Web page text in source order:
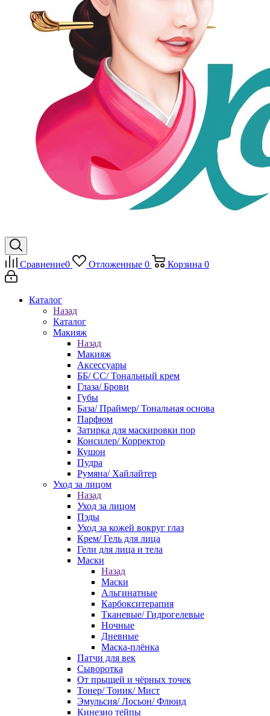
Сравнение0 Отложенные 0 Корзина 0
Каталог
Назад
Каталог
Макияж
Назад
Макияж
Аксессуары
ББ/ СС/ Тональный крем
Глаза/ Брови
Губы
База/ Праймер/ Тональная основа
Парфюм
Затирка для маскировки пор
Консилер/ Корректор
Кушон
Пудра
Румяна/ Хайлайтер
Уход за лицом
Назад
Уход за лицом
Пэды
Уход за кожей вокруг глаз
Крем/ Гель для лица
Гели для лица и тела
Маски
Назад
Маски
Альгинатные
Карбокситерапия
Тканевые/ Гидрогелевые
Ночные
Дневные
Маска-плёнка
Патчи для век
Сыворотка
От прыщей и чёрных точек
Тонер/ Тоник/ Мист
Эмульсия/ Лосьон/ Флюид
Кинезио тейпы